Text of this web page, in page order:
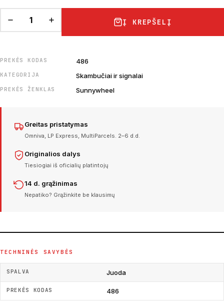
Į KREPŠELĮ
PREKĖS KODAS 486
KATEGORIJA Skambučiai ir signalai
PREKĖS ŽENKLAS Sunnywheel
Greitas pristatymas
Omniva, LP Express, MultiParcels. 2–6 d.d.
Originalios dalys
Tiesiogiai iš oficialių platintojų
14 d. grąžinimas
Nepatiko? Grąžinkite be klausimų
TECHNINĖS SAVYBĖS
SPALVA Juoda
PREKĖS KODAS 486